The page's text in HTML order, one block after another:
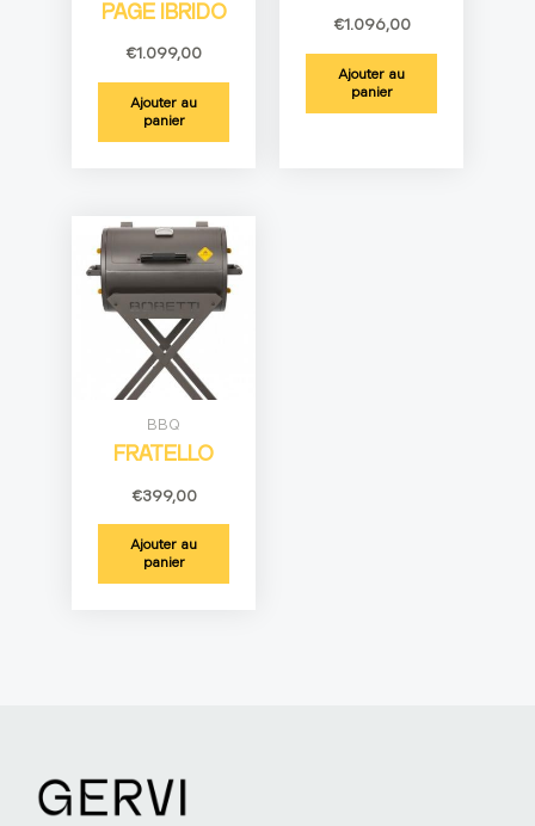
PAGE IBRIDO
€1.099,00
Ajouter au
panier
€1.096,00
Ajouter au
panier
BBQ
FRATELLO
€399,00
Ajouter au
panier